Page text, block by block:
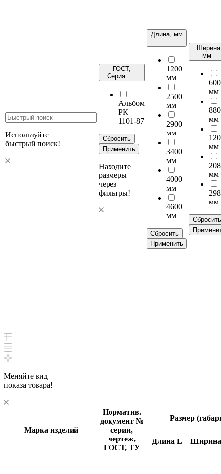
Используйте
быстрый поиск!
ГОСТ,
Серия...
Альбом
РК
1101-87
Сбросить
Применить
Находите
размеры
через
фильтры!
Длина, мм
1200
мм
2500
мм
2900
мм
3400
мм
4000
мм
4600
мм
Сбросить
Применить
мм
600
мм
880
мм
мм
мм
мм
Сбросить
Меняйте вид
показа товара!
Марка изделий
Норматив.
документ №
серии,
чертеж,
ГОСТ, ТУ
Размер
Длина L